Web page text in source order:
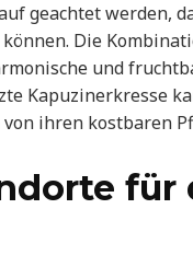
geachtet werden,
Die
und
Kapuzinerkresse
ihren kostbaren
für